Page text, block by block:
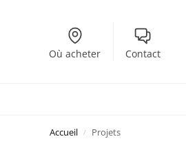
Où acheter Contact
Accueil / Projets